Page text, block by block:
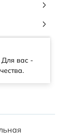
Для вас -